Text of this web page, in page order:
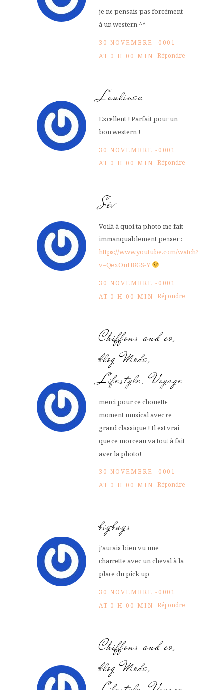
je ne pensais pas forcément
à un western ^^
30 NOVEMBRE -0001
AT 0 H 00 MIN Répondre
Laulinea
Excellent ! Parfait pour un
bon western !
30 NOVEMBRE -0001
AT 0 H 00 MIN Répondre
Sév
Voilà à quoi ta photo me fait
immanquablement penser :
https://www.youtube.com/watch?
v=QexOuH8GS-Y
30 NOVEMBRE -0001
AT 0 H 00 MIN Répondre
Chiffons and co,
blog Mode,
Lifestyle, Voyage
merci pour ce chouette
moment musical avec ce
grand classique ! Il est vrai
que ce morceau va tout à fait
avec la photo!
30 NOVEMBRE -0001
AT 0 H 00 MIN Répondre
bigbugs
j’aurais bien vu une
charrette avec un cheval à la
place du pick up
30 NOVEMBRE -0001
AT 0 H 00 MIN Répondre
Chiffons and co,
blog Mode,